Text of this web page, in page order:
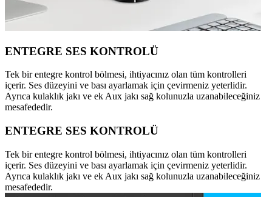
ENTEGRE SES KONTROLÜ
Tek bir entegre kontrol bölmesi, ihtiyacınız olan tüm kontrolleri
içerir. Ses düzeyini ve bası ayarlamak için çevirmeniz yeterlidir.
Ayrıca kulaklık jakı ve ek Aux jakı sağ kolunuzla uzanabileceğiniz
mesafededir.
ENTEGRE SES KONTROLÜ
Tek bir entegre kontrol bölmesi, ihtiyacınız olan tüm kontrolleri
içerir. Ses düzeyini ve bası ayarlamak için çevirmeniz yeterlidir.
Ayrıca kulaklık jakı ve ek Aux jakı sağ kolunuzla uzanabileceğiniz
mesafededir.